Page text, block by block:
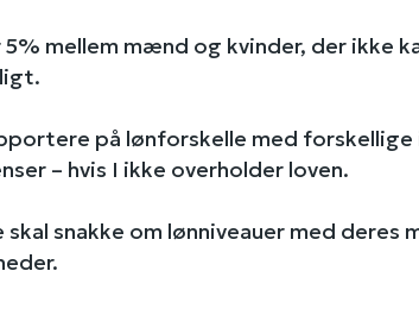
5% mellem mænd og kvinder, der ikke
på lønforskelle med forskellige
– hvis I ikke overholder loven.
skal snakke om lønniveauer med deres